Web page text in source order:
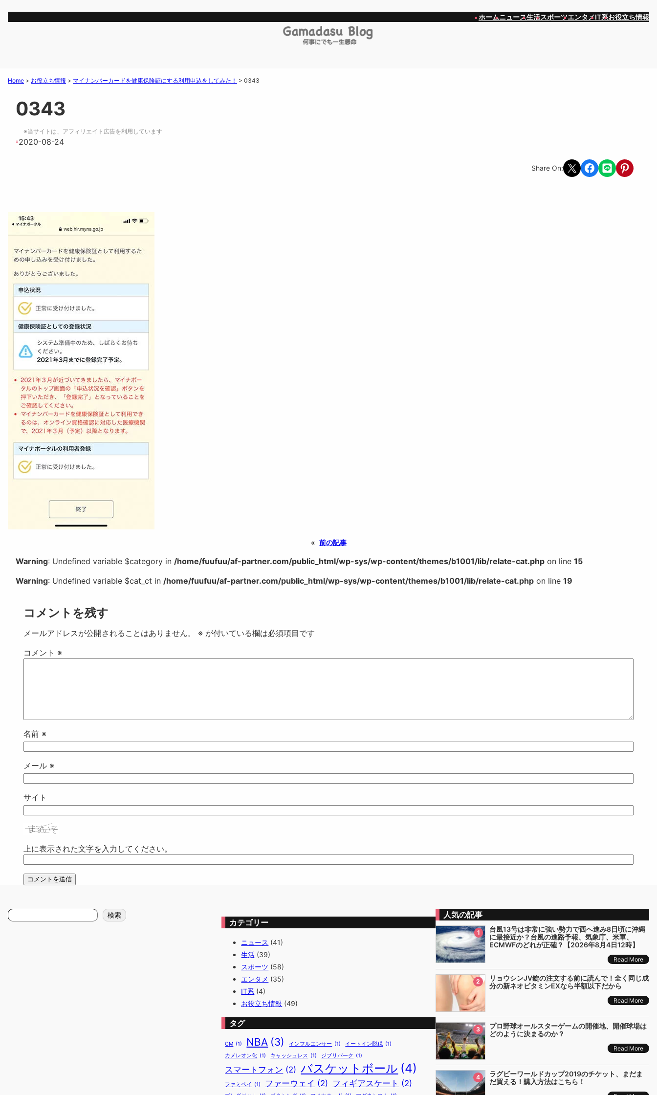
ホームニュース生活スポーツエンタメIT系お役立ち情報
Home > お役立ち情報 > マイナンバーカードを健康保険証にする利用申込をしてみた！ > 0343
0343
※当サイトは、アフィリエイト広告を利用しています
#2020-08-24
Share On: Share on X Share on Facebook
Share on LINEShare on
« 前の記事
Warning: Undefined variable $category in /home/fuufuu/af-partner.com/public_html/wp-sys/wp-content/themes/b1001/lib/relate-cat.php on line 15
Warning: Undefined variable $cat_ct in /home/fuufuu/af-partner.com/public_html/wp-sys/wp-content/themes/b1001/lib/relate-cat.php on line 19
コメントを残す
メールアドレスが公開されることはありません。 ※ が付いている欄は必須項目です
コメント ※
名前 ※
メール ※
サイト
上に表示された文字を入力してください。
検
索
検索
カテゴリー
ニュース (41)
生活 (39)
スポーツ (58)
エンタメ (35)
IT系 (4)
お役立ち情報 (49)
タグ
CM (1) NBA (3) インフルエンサー (1) イートイン脱税 (1)
カメレオン化 (1) キャッシュレス (1) ジブリパーク (1)
スマートフォン (2) バスケットボール (4)
ファミペイ (1) ファーウェイ (2) フィギアスケート (2)
人気の記事
1
台風13号は非常に強い勢力で西へ進み8日頃に沖縄
に最接近か？台風の進路予報、気象庁、米軍、
ECMWFのどれが正確？【2026年8月4日12時】
Read More
2
リョウシンJV錠の注文する前に読んで！全く同じ成
分の新ネオビタミンEXなら半額以下だから
Read More
3
プロ野球オールスターゲームの開催地、開催球場は
どのように決まるのか？
Read More
4
ラグビーワールドカップ2019のチケット、まだま
だ買える！購入方法はこちら！